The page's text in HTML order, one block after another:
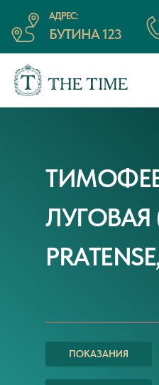
АДРЕС:
БУТИНА 123
ЛУГОВАЯ
ПОКАЗАНИЯ